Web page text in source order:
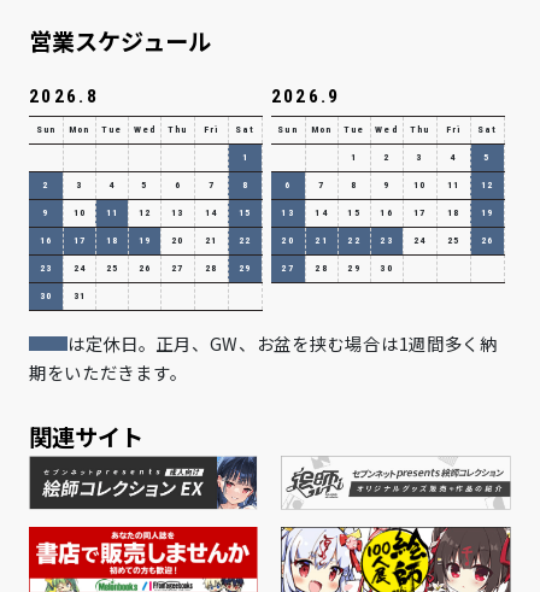
営業スケジュール
2026.8
Sun Mon Tue Wed Thu Fri Sat
1
2 3 4 5 6 7 8
9 10 11 12 13 14 15
16 17 18 19 20 21 22
23 24 25 26 27 28 29
30 31
2026.9
Sun Mon Tue Wed Thu Fri Sat
1 2 3 4 5
6 7 8 9 10 11 12
13 14 15 16 17 18 19
20 21 22 23 24 25 26
27 28 29 30
は定休日。正月、GW、お盆を挟む場合は1週間多く納
期をいただきます。
関連サイト